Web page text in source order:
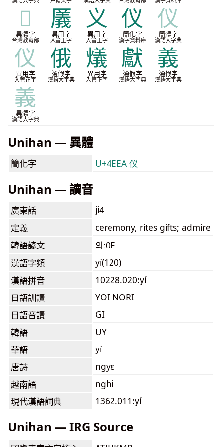
𪜧
異體字
台灣教育部
㕒
異用字
入管正字
义
異用字
入管正字
仪
簡化字
漢字資料庫
仪
簡體字
漢語大字典
仪
異用字
入管正字
俄
通假字
漢語大字典
燨
異用字
入管正字
獻
通假字
漢語大字典
義
通假字
漢語大字典
義
異體字
漢語大字典
Unihan — 異體
簡化字 U+4EEA 仪
Unihan — 讀音
廣東話
ji4
定義
ceremony, rites gifts; admire
韓語諺文
의:0E
漢語字頻
yí(120)
漢語拼音
10228.020:yí
日語訓讀
YOI NORI
日語音讀
GI
韓語
UY
華語
yí
唐詩
ngyɛ
越南語
nghi
現代漢語詞典
1362.011:yí
Unihan — IRG Source